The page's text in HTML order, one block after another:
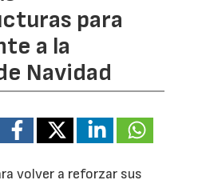
para
a la
Navidad
volver a reforzar sus